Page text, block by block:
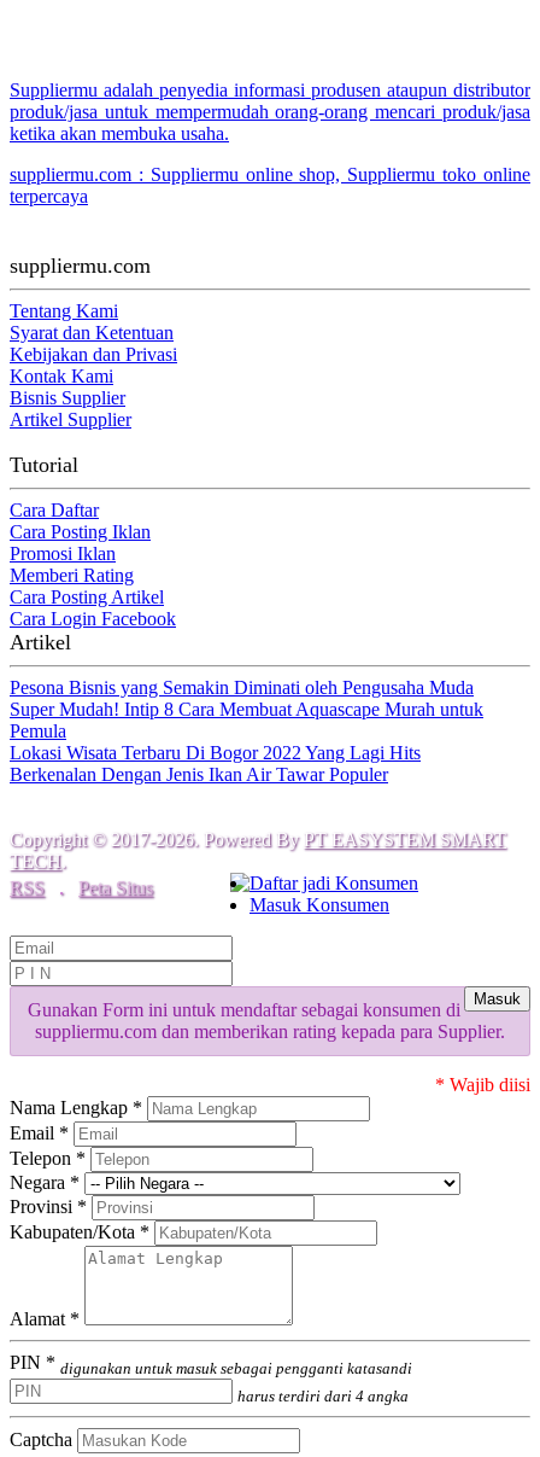
Suppliermu adalah penyedia informasi produsen ataupun distributor
produk/jasa untuk mempermudah orang-orang mencari produk/jasa
ketika akan membuka usaha.
suppliermu.com : Suppliermu online shop, Suppliermu toko online
terpercaya
suppliermu.com
Tentang Kami
Syarat dan Ketentuan
Kebijakan dan Privasi
Kontak Kami
Bisnis Supplier
Artikel Supplier
Tutorial
Cara Daftar
Cara Posting Iklan
Promosi Iklan
Memberi Rating
Cara Posting Artikel
Cara Login Facebook
Artikel
Pesona Bisnis yang Semakin Diminati oleh Pengusaha Muda
Super Mudah! Intip 8 Cara Membuat Aquascape Murah untuk
Pemula
Lokasi Wisata Terbaru Di Bogor 2022 Yang Lagi Hits
Berkenalan Dengan Jenis Ikan Air Tawar Populer
Copyright © 2017-2026. Powered By PT EASYSTEM SMART
TECH.
RSS
. Peta Situs
Daftar jadi Konsumen
Masuk Konsumen
Masuk
Gunakan Form ini untuk mendaftar sebagai konsumen di
suppliermu.com dan memberikan rating kepada para Supplier.
* Wajib diisi
Nama Lengkap *
Email *
Telepon *
Negara *
Provinsi *
Kabupaten/Kota *
Alamat *
PIN * digunakan untuk masuk sebagai pengganti katasandi
harus terdiri dari 4 angka
Captcha